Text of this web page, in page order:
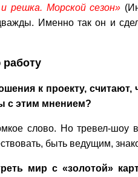
решка. Морской сезон»
Именно так он и
к проекту, считают,
с этим мнением?
слово. Но тревел-шоу
быть ведущим,
мир с «золотой»